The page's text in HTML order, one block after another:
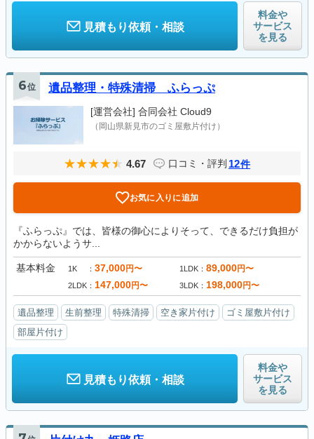
見積もり依頼・相談
料金や
サービス
を見る
6位 遺品整理・特殊清掃 ふらっぷ
[運営会社] 合同会社 Cloud9
（岡山県新見市のゴミ屋敷片付け）
4.67 口コミ・評判 12件
お気に入りに追加
『ふらっぷ』では、皆様の御心によりそって、できるだけ負担が
かからないようサ...
基本料金 1K 37,000円〜 1LDK 89,000円〜
2LDK 147,000円〜 3LDK 198,000円〜
遺品整理 生前整理 特殊清掃 空き家片付け
ゴミ屋敷片付け
部屋片付け
見積もり依頼・相談
料金や
サービス
を見る